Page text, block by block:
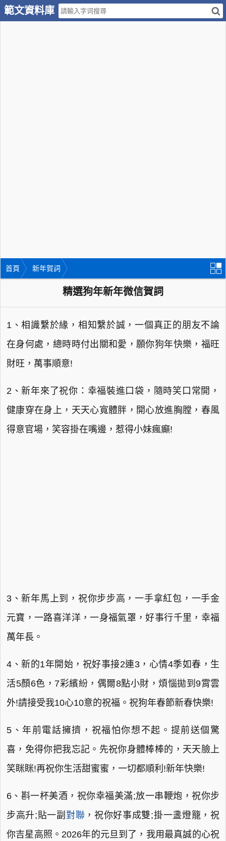
範文資料庫
首頁 新年賀詞
精選狗年新年微信賀詞
1、相識繫於緣，相知繫於誠，一個真正的朋友不論
在身何處，總時時付出關和愛，願你狗年快樂，福旺
財旺，萬事順意!
2、新年來了祝你：幸福裝進口袋，隨時笑口常開，
健康穿在身上，天天心寬體胖，開心放進胸膛，春風
得意官場，笑容掛在嘴邊，惹得小妹瘋癲!
3、新年馬上到，祝你步步高，一手拿紅包，一手金
元寶，一路喜洋洋，一身福氣罩，好事行千里，幸福
萬年長。
4、新的1年開始，祝好事接2連3，心情4季如春，生
活5顏6色，7彩繽紛，偶爾8點小財，煩惱拋到9霄雲
外!請接受我10心10意的祝福。祝狗年春節新春快樂!
5、年前電話擁擠，祝福怕你想不起。提前送個驚
喜，免得你把我忘記。先祝你身體棒棒的，天天臉上
笑眯眯!再祝你生活甜蜜蜜，一切都順利!新年快樂!
6、斟一杯美酒，祝你幸福美滿;放一串鞭炮，祝你步
步高升;貼一副 對聯 ，祝你好事成雙;掛一盞燈籠，祝
你吉星高照。2026年的元旦到了，我用最真誠的心祝